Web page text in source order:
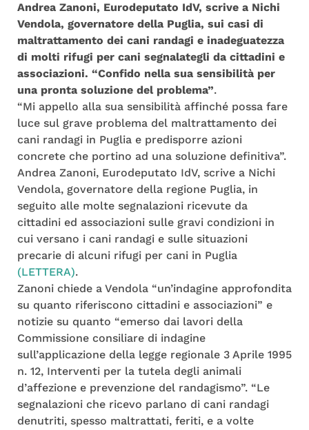
Andrea Zanoni, Eurodeputato IdV, scrive a Nichi
Vendola, governatore della Puglia, sui casi di
maltrattamento dei cani randagi e inadeguatezza
di molti rifugi per cani segnalategli da cittadini e
associazioni. “Confido nella sua sensibilità per
una pronta soluzione del problema”.
“Mi appello alla sua sensibilità affinché possa fare
luce sul grave problema del maltrattamento dei
cani randagi in Puglia e predisporre azioni
concrete che portino ad una soluzione definitiva”.
Andrea Zanoni, Eurodeputato IdV, scrive a Nichi
Vendola, governatore della regione Puglia, in
seguito alle molte segnalazioni ricevute da
cittadini ed associazioni sulle gravi condizioni in
cui versano i cani randagi e sulle situazioni
precarie di alcuni rifugi per cani in Puglia
(LETTERA).
Zanoni chiede a Vendola “un’indagine approfondita
su quanto riferiscono cittadini e associazioni” e
notizie su quanto “emerso dai lavori della
Commissione consiliare di indagine
sull’applicazione della legge regionale 3 Aprile 1995
n. 12, Interventi per la tutela degli animali
d’affezione e prevenzione del randagismo”. “Le
segnalazioni che ricevo parlano di cani randagi
denutriti, spesso maltrattati, feriti, e a volte